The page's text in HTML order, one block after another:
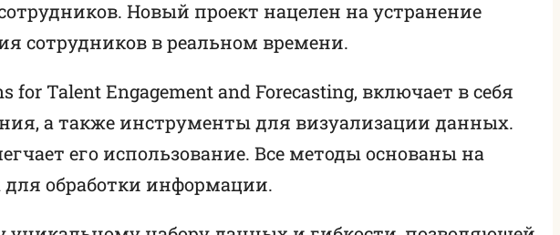
Новый проект нацелен на устранение
сотрудников в реальном времени.
Talent Engagement and Forecasting, включает в себя
а также инструменты для визуализации данных.
его использование. Все методы основаны на
обработки информации.